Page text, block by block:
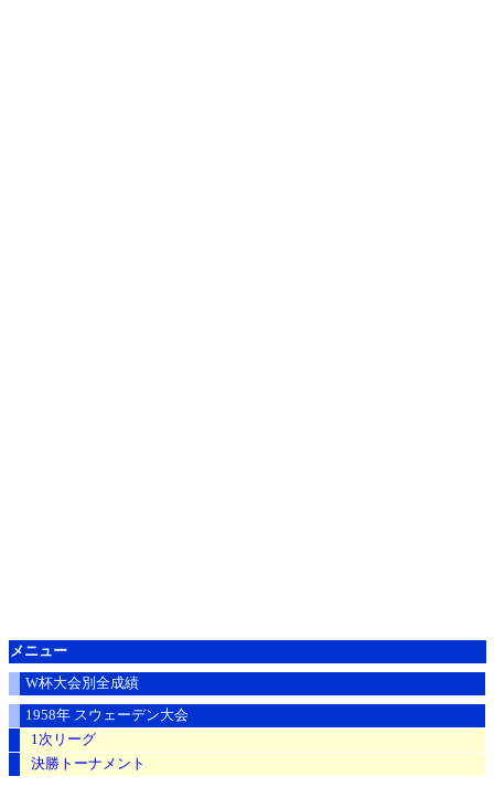
メニュー
W杯大会別全成績
1958年 スウェーデン大会
1次リーグ
決勝トーナメント